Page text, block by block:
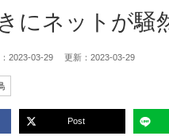
にネットが騒
2023-03-29 更新： 2023-03-29
Post